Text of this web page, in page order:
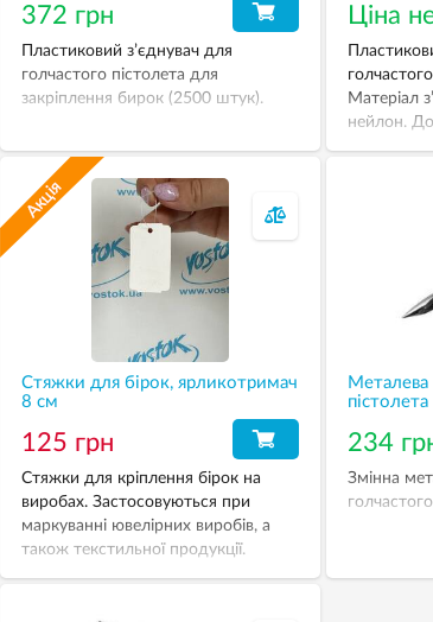
372 грн
Пластиковий з’єднувач для
голчастого пістолета для
закріплення бирок (2500 штук).
Ціна
Матеріал
нейлон.
Стяжки для бірок, ярликотримач
8 см
125 грн
Стяжки для кріплення бірок на
виробах. Застосовуються при
маркуванні ювелірних виробів, а
також текстильної продукції.
Металева
234
Змінна